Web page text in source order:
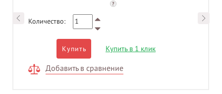
?
Количество:
Купить Купить в 1 клик
Добавить в сравнение